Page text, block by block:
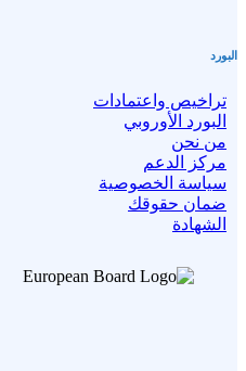
البورد
تراخيص واعتمادات
البورد الأوروبي
من نحن
مركز الدعم
سياسة الخصوصية
ضمان حقوقك
الشهادة